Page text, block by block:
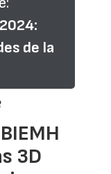
de la
3D